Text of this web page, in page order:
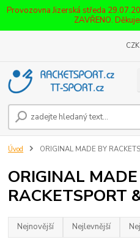
Provozovna Jizerská středa
ZAVŘENO.
Úvod ORIGINAL MADE BY
ORIGINAL
RACKETSPORT
Nejnovější Nejlevnější